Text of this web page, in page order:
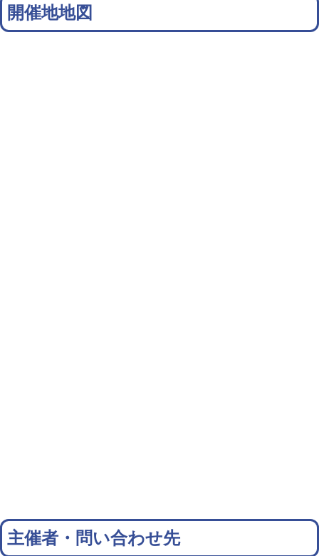
開催地地図
主催者・問い合わせ先